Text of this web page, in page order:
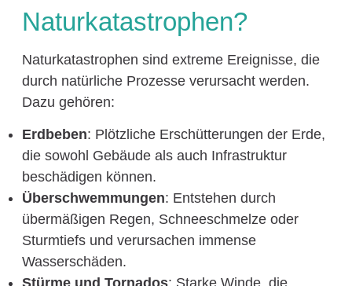
Naturkatastrophen?
Naturkatastrophen sind extreme Ereignisse, die
durch natürliche Prozesse verursacht werden.
Dazu gehören:
Erdbeben: Plötzliche Erschütterungen der Erde,
die sowohl Gebäude als auch Infrastruktur
beschädigen können.
Überschwemmungen: Entstehen durch
übermäßigen Regen, Schneeschmelze oder
Sturmtiefs und verursachen immense
Wasserschäden.